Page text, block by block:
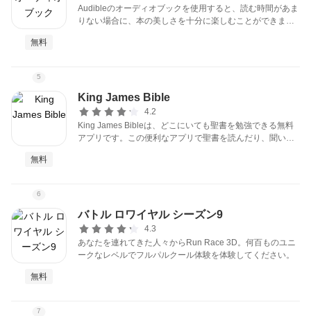
無料
Audibleのオーディオブックを使用すると、読む時間があま
りない場合に、本の美しさを十分に楽しむことができま
5
無料
King James Bible
4.2
King James Bibleは、どこにいても聖書を勉強できる無料
アプリです。この便利なアプリで聖書を読んだり、聞いた
6
無料
バトル ロワイヤル シーズン9
4.3
あなたを連れてきた人々からRun Race 3D。何百ものユニ
ークなレベルでフルパルクール体験を体験してください。
7